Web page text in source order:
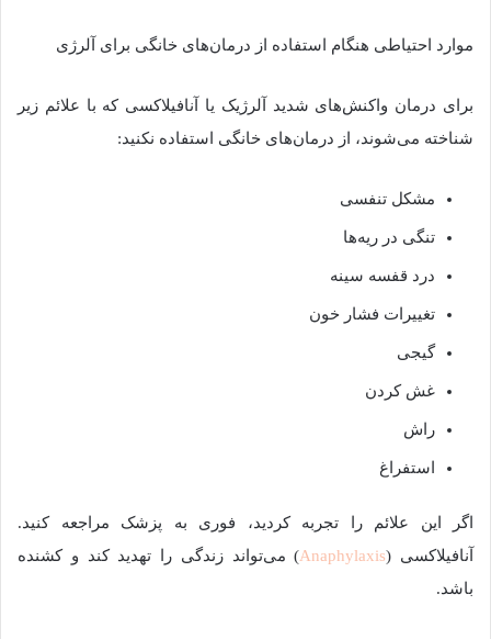
موارد احتیاطی هنگام استفاده از درمان‌های خانگی برای آلرژی
برای درمان واکنش‌های شدید آلرژیک یا آنافیلاکسی که با علائم زیر
شناخته می‌شوند، از درمان‌های خانگی استفاده نکنید:
مشکل تنفسی
تنگی در ریه‌ها
درد قفسه سینه
تغییرات فشار خون
گیجی
غش کردن
راش
استفراغ
اگر این علائم را تجربه کردید، فوری به پزشک مراجعه کنید.
آنافیلاکسی (Anaphylaxis) می‌تواند زندگی را تهدید کند و کشنده
باشد.